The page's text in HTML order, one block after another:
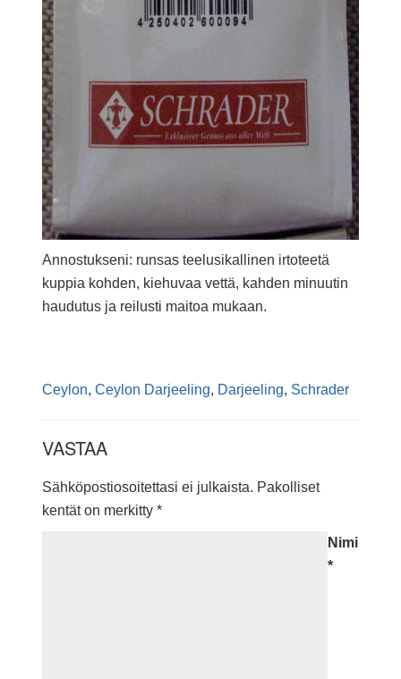
Annostukseni: runsas teelusikallinen irtoteetä
kuppia kohden, kiehuvaa vettä, kahden minuutin
haudutus ja reilusti maitoa mukaan.
Ceylon, Ceylon Darjeeling, Darjeeling, Schrader
VASTAA
Sähköpostiosoitettasi ei julkaista. Pakolliset
kentät on merkitty *
Nimi
*